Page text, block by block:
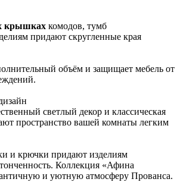
крышках комодов, тумб
придают скругленные края
объём и защищает мебель от
светлый декор и классическая
пространство вашей комнаты легким
и крючки придают изделиям
Коллекция «Афина
и уютную атмосферу Прованса.